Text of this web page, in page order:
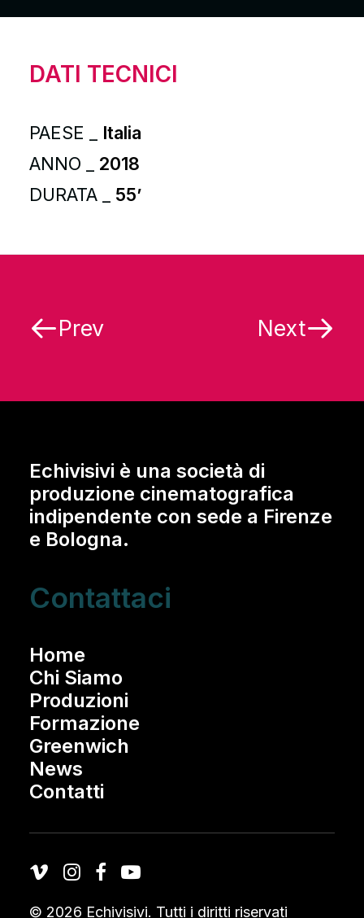
DATI TECNICI
PAESE _ Italia
ANNO _ 2018
DURATA _ 55’
Prev Next
Home
Chi Siamo
Produzioni
Formazione
Greenwich
News
Contatti
Echivisivi è una società di
produzione cinematografica
indipendente con sede a Firenze
e Bologna.
Contattaci
© 2026 Echivisivi. Tutti i diritti riservati